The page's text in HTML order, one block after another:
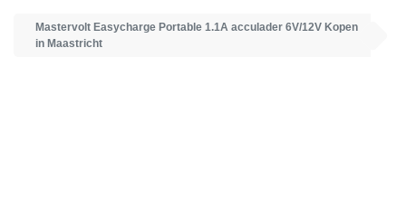
Mastervolt Easycharge Portable 1.1A acculader 6V/12V Kopen
in Maastricht